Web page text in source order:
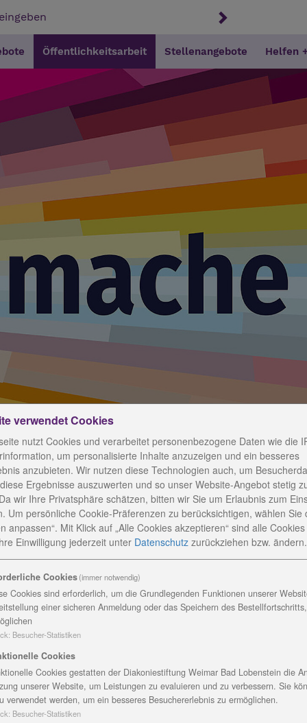
Öffentlichkeitsarbeit Stellenangebote Helfen
für gute Stimmung
wurden vor einigen Tagen zwei Mitarbeiterinnen
die höchste Auszeichnung der Diakonie
dem Kronenkreuz geehrt. Gabriele König, Leiterin
und zusammen mit ihrem Team zur feierlichen
Sozialstation Weimar-Blankenhain tätig. Sie begann als
konnte ihr die Leitung des Hauswirtschaftsteams
Ausbildung zur Altenpflegerin gemacht, sich dann
lassen. „Frau Schablick-Schumann stellt sich
verwendet Cookies
nutzt Cookies und verarbeitet personenbezogene Daten wie die
um personalisierte Inhalte anzuzeigen und ein besseres
anzubieten. Wir nutzen diese Technologien auch, um
Ergebnisse auszuwerten und so unser Website-Angebot stetig
wir Ihre Privatsphäre schätzen, bitten wir Sie um Erlaubnis zum
Um persönliche Cookie-Präferenzen zu berücksichtigen, wählen Sie
anpassen“. Mit Klick auf „Alle Cookies akzeptieren“ sind alle
Einwilligung jederzeit unter Datenschutz zurückziehen bzw. ändern.
Cookies(immer notwendig)
Cookies sind erforderlich, um die Grundlegenden Funktionen unserer
einer sicheren Anmeldung oder das Speichern des
: Besucher-Statistiken
Cookies
Cookies gestatten der Diakoniestiftung Weimar Bad Lobenstein die
unserer Website, um Leistungen zu evaluieren und zu verbessern. Sie
verwendet werden, um ein besseres Besuchererlebnis zu ermöglichen.
: Besucher-Statistiken